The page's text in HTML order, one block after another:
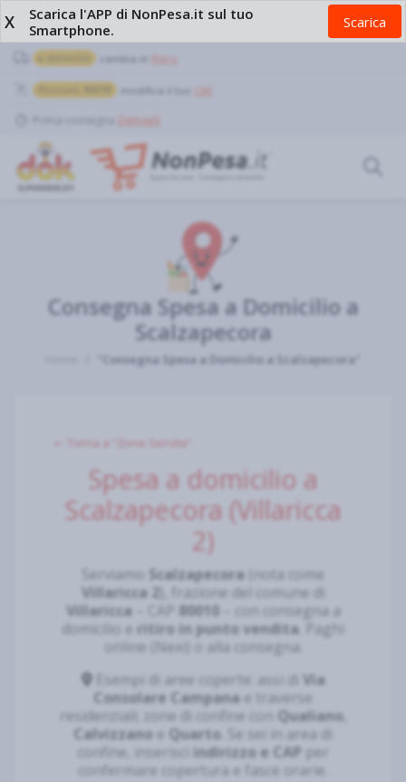
X
Scarica l'APP di NonPesa.it sul tuo
Smartphone.
Scarica
cambia in Ritiro
CAP
Dettagli
Consegna Spesa a Domicilio a
Scalzapecora
"Consegna Spesa a Domicilio a Scalzapecora"
⇠ Torna a “Zone Servite”
Spesa a domicilio a
Scalzapecora (Villaricca
2)
Serviamo Scalzapecora (nota come
Villaricca 2
), frazione del comune di
Villaricca– CAP 80010 – con consegna a
domicilio e ritiro in punto vendita . Paghi
online (Nexi) o alla consegna.
Esempi di aree coperte: assi di
Via
Consolare Campana e traverse
residenziali; zone di confine con
Qualiano,
Calvizzano e Quarto . Se sei in area di
confine, inserisci indirizzo e CAP per
confermare copertura e fasce orarie.